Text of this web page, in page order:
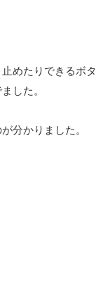
めたりできるボ
した。
分かりました。